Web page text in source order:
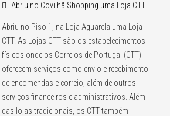
Abriu no Covilhã Shopping uma Loja CTT
Abriu no Piso 1, na Loja Aguarela uma Loja
CTT. As Lojas CTT são os estabelecimentos
físicos onde os Correios de Portugal (CTT)
oferecem serviços como envio e recebimento
de encomendas e correio, além de outros
serviços financeiros e administrativos. Além
das lojas tradicionais, os CTT também